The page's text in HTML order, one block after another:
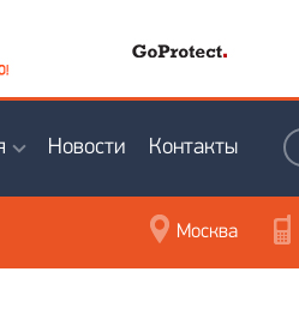
Новости Контакты
Москва